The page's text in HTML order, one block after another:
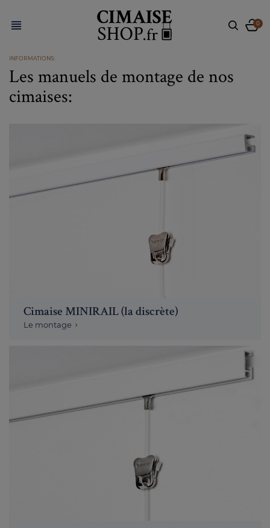
 0
INFORMATIONS:
Les manuels de montage de nos
cimaises:
Cimaise MINIRAIL (la discrète)
Le montage